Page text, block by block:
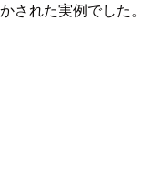
された実例でした。